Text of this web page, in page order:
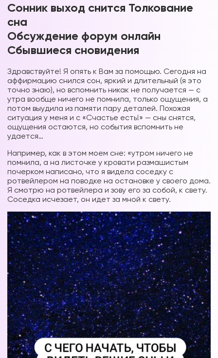
Сонник выход снится Толкование
сна
Обсуждение форум онлайн
Сбывшиеся сновидения
Здравствуйте! Я опять к Вам за помощью. Сегодня на
аффирмацию снился сон, яркий и длительный (я это
точно знаю), но вспомнить никак не получается — с
утра вообще ничего не помнила, только ощущения, а
потом выудила из памяти пару деталей. Похожая
ситуация у меня и с «Счастье есть!» — сны снятся,
ощущения остаются, но события вспомнить не
удается…
Например, как в этом моем сне: «утром ничего не
помнила, а на листочке у кровати размашистым
почерком написано, что я видела соседку с
ротвейлером на поводке на остановке у своего дома.
Я смотрю на ротвейлера и зову его за собой, к свету.
Соседка исчезает, он идет за мной к свету.